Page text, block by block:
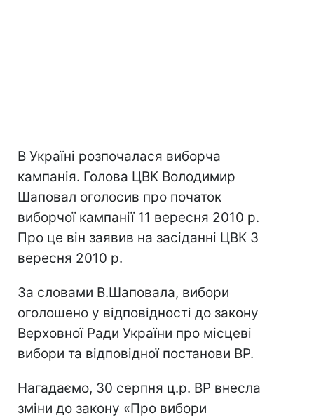
В Україні розпочалася виборча
кампанія. Голова ЦВК Володимир
Шаповал оголосив про початок
виборчої кампанії 11 вересня 2010 р.
Про це він заявив на засіданні ЦВК 3
вересня 2010 р.
За словами В.Шаповала, вибори
оголошено у відповідності до закону
Верховної Ради України про місцеві
вибори та відповідної постанови ВР.
Нагадаємо, 30 серпня ц.р. ВР внесла
зміни до закону «Про вибори